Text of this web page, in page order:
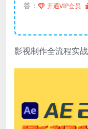
答：
开通VIP会员
影视制作全流程实